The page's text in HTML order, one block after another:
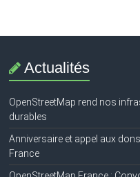
Actualités
OpenStreetMap rend nos
durables
Anniversaire et appel aux
France